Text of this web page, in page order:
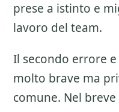
prese a istinto e
lavoro del team.
Il secondo errore
molto brave ma
comune. Nel